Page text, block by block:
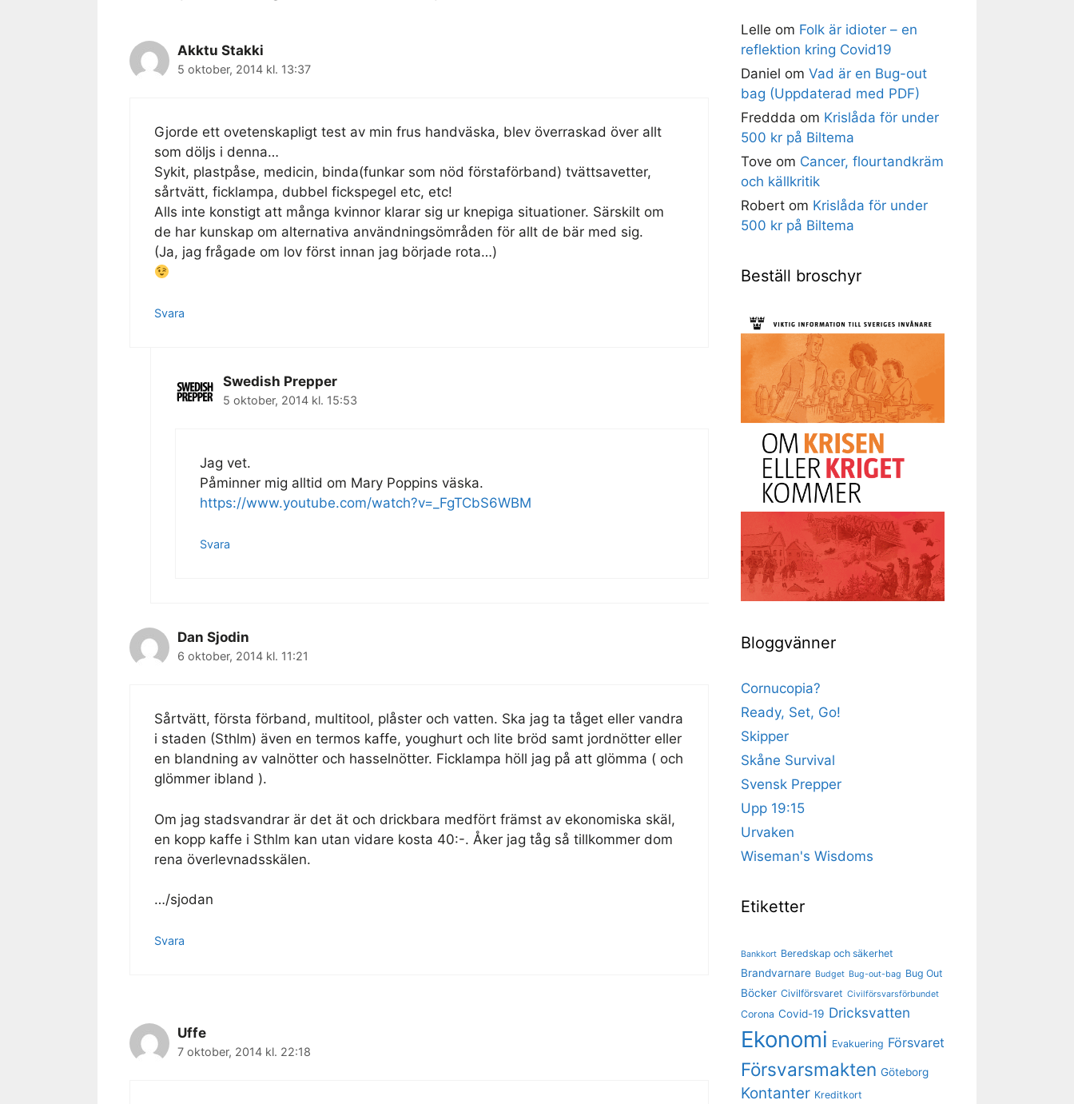
Akktu Stakki
5 oktober, 2014 kl. 13:37
Gjorde ett ovetenskapligt test av min frus handväska, blev överraskad över allt
som döljs i denna…
Sykit, plastpåse, medicin, binda(funkar som nöd förstaförband) tvättsavetter,
sårtvätt, ficklampa, dubbel fickspegel etc, etc!
Alls inte konstigt att många kvinnor klarar sig ur knepiga situationer. Särskilt om
de har kunskap om alternativa användningsömråden för allt de bär med sig.
(Ja, jag frågade om lov först innan jag började rota…)
Svara
Swedish Prepper
5 oktober, 2014 kl. 15:53
Jag vet.
Påminner mig alltid om Mary Poppins väska.
https://www.youtube.com/watch?v=_FgTCbS6WBM
Svara
Dan Sjodin
6 oktober, 2014 kl. 11:21
Sårtvätt, första förband, multitool, plåster och vatten. Ska jag ta tåget eller vandra
i staden (Sthlm) även en termos kaffe, youghurt och lite bröd samt jordnötter eller
en blandning av valnötter och hasselnötter. Ficklampa höll jag på att glömma ( och
glömmer ibland ).
Om jag stadsvandrar är det ät och drickbara medfört främst av ekonomiska skäl,
en kopp kaffe i Sthlm kan utan vidare kosta 40:-. Åker jag tåg så tillkommer dom
rena överlevnadsskälen.
…/sjodan
Svara
Uffe
7 oktober, 2014 kl. 22:18
Lelle om Folk är idioter – en
reflektion kring Covid19
Daniel om Vad är en Bug-out
bag (Uppdaterad med PDF)
Freddda om Krislåda för under
500 kr på Biltema
Tove om Cancer, flourtandkräm
och källkritik
Robert om Krislåda för under
500 kr på Biltema
Beställ broschyr
Bloggvänner
Cornucopia?
Ready, Set, Go!
Skipper
Skåne Survival
Svensk Prepper
Upp 19:15
Urvaken
Wiseman's Wisdoms
Etiketter
Bankkort Beredskap och säkerhet
Brandvarnare Budget Bug-out-bag Bug Out
Böcker Civilförsvaret Civilförsvarsförbundet
Corona Covid-19 Dricksvatten
Ekonomi Evakuering Försvaret
Försvarsmakten Göteborg
Kontanter Kreditkort